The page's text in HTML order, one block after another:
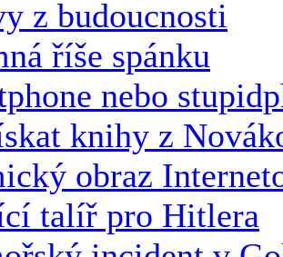
z budoucnosti
říše spánku
nebo
knihy z
obraz
talíř pro Hitlera